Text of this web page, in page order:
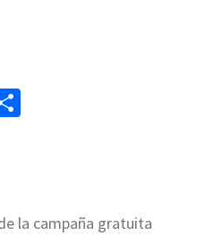
la campaña gratuita